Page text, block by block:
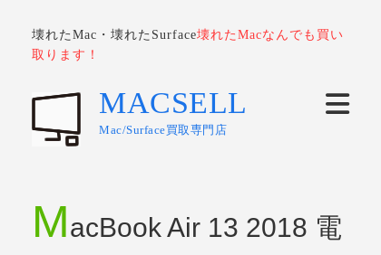
壊れたMac・壊れたSurface壊れたMacなんでも買い
取ります！
MACSELL
Mac/Surface買取専門店
MacBook Air 13 2018 電